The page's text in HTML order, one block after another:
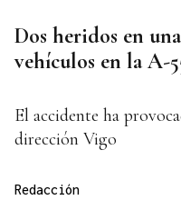
Dos heridos en
vehículos en la A-
El accidente ha
dirección Vigo
Redacción